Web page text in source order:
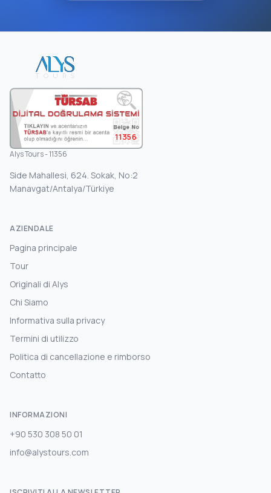
11356
Alys Tours - 11356
Side Mahallesi, 624. Sokak, No:2
Manavgat/Antalya/Türkiye
AZIENDALE
Pagina principale
Tour
Originali di Alys
Chi Siamo
Informativa sulla privacy
Termini di utilizzo
Politica di cancellazione e rimborso
Contatto
INFORMAZIONI
+90 530 308 50 01
info@alystours.com